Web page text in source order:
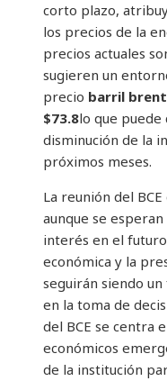
corto plazo,
los precios de la
precios actuales
sugieren un
precio barril brent
$73.8lo que
disminución de la
próximos meses.
La reunión del
aunque se
interés en el
económica y la
seguirán siendo
en la toma de
del BCE se centra
económicos
de la institución